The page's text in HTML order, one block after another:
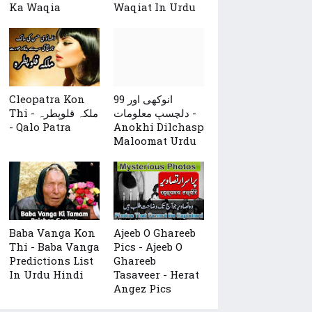
Ka Waqia
Waqiat In Urdu
Cleopatra Kon
Thi - ملکہ قلوپطرہ
- Qalo Patra
99 انوکھی اور
دلچسپ معلومات -
Anokhi Dilchasp
Maloomat Urdu
Baba Vanga Kon
Thi - Baba Vanga
Predictions List
In Urdu Hindi
Ajeeb O Ghareeb
Pics - Ajeeb O
Ghareeb
Tasaveer - Herat
Angez Pics